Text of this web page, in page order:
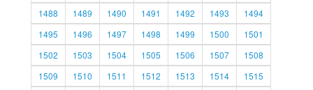
1488
1489 1490 1491 1492 1493
1494
1495
1496 1497 1498 1499 1500
1501
1502
1503 1504 1505 1506 1507
1508
1509
1510 1511 1512 1513 1514
1515